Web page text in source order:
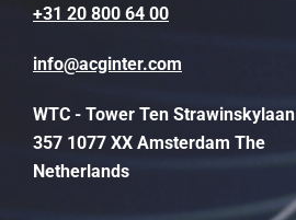
+31 20 800 64 00
info@acginter.com
WTC - Tower Ten Strawinskylaan
357 1077 XX Amsterdam The
Netherlands